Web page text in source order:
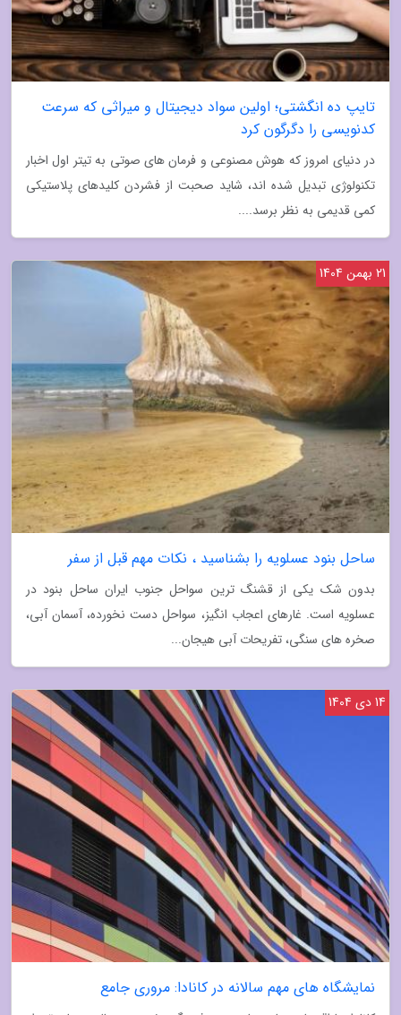
تایپ ده انگشتی؛ اولین سواد دیجیتال و میراثی که سرعت
کدنویسی را دگرگون کرد
در دنیای امروز که هوش مصنوعی و فرمان های صوتی به تیتر اول اخبار
تکنولوژی تبدیل شده اند، شاید صحبت از فشردن کلیدهای پلاستیکی
کمی قدیمی به نظر برسد....
ساحل بنود عسلویه را بشناسید ، نکات مهم قبل از سفر
بدون شک یکی از قشنگ ترین سواحل جنوب ایران ساحل بنود در
عسلویه است. غارهای اعجاب انگیز، سواحل دست نخورده، آسمان آبی،
صخره های سنگی، تفریحات آبی هیجان...
21 بهمن 1404
نمایشگاه های مهم سالانه در کانادا: مروری جامع
14 دی 1404